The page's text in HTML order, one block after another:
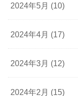
2024年5月 (10)
2024年4月 (17)
2024年3月 (12)
2024年2月 (15)